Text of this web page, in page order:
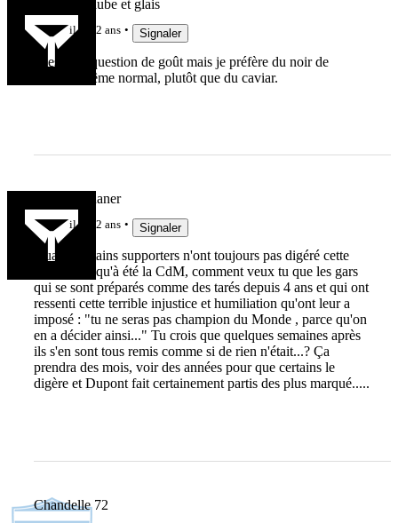
Bord de l’aube et glais
il y a 2 ans Signaler
C’est une question de goût mais je préfère du noir de
bigorre, même normal, plutôt que du caviar.
Cavadécouaner
il y a 2 ans Signaler
Quand certains supporters n'ont toujours pas digéré cette
mascarade qu'à été la CdM, comment veux tu que les gars
qui se sont préparés comme des tarés depuis 4 ans et qui ont
ressenti cette terrible injustice et humiliation qu'ont leur a
imposé : "tu ne seras pas champion du Monde , parce qu'on
en a décider ainsi..." Tu crois que quelques semaines après
ils s'en sont tous remis comme si de rien n'était...? Ça
prendra des mois, voir des années pour que certains le
digère et Dupont fait certainement partis des plus marqué.....
Chandelle 72